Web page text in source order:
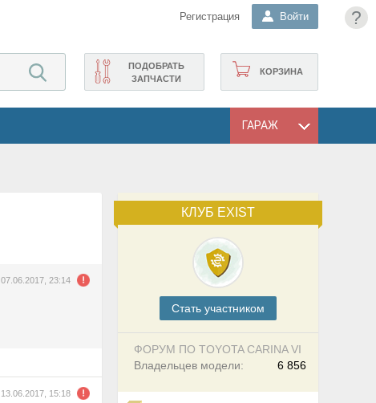
?
Регистрация Войти
КОРЗИНА
ПОДОБРАТЬ
ЗАПЧАСТИ
ГАРАЖ
КЛУБ EXIST
Cтать участником
ФОРУМ ПО TOYOTA CARINA VI
6 856
Владельцев модели:
07.06.2017, 23:14
13.06.2017, 15:18